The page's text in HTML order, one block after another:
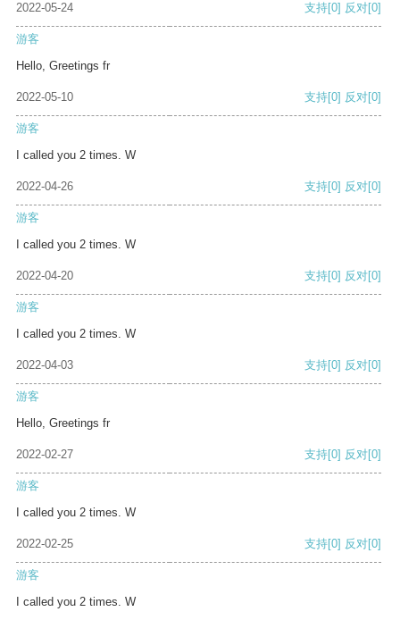
2022-05-24 支持[0] 反对[0]
游客
Hello, Greetings fr
2022-05-10 支持[0] 反对[0]
游客
I called you 2 times. W
2022-04-26 支持[0] 反对[0]
游客
I called you 2 times. W
2022-04-20 支持[0] 反对[0]
游客
I called you 2 times. W
2022-04-03 支持[0] 反对[0]
游客
Hello, Greetings fr
2022-02-27 支持[0] 反对[0]
游客
I called you 2 times. W
2022-02-25 支持[0] 反对[0]
游客
I called you 2 times. W